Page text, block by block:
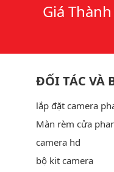
Giá
ĐỐI TÁC VÀ
lắp đặt camera
Màn rèm cửa
camera hd
bộ kit camera